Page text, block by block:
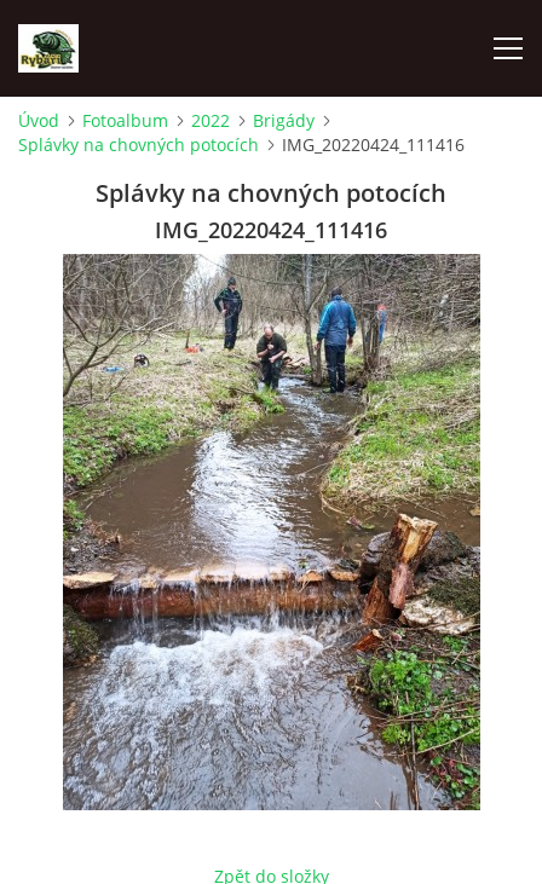
ÚVOD
SPONZOŘI MO ČRS SKUHROV NAD BĚLOU
O NÁS
RYBÁŘSKÝ KROUŽEK
HISTORIE
JAK SE STÁT ČLENEM MO ČRS
RYBÁŘSKÝ ŘÁD, MÍSTNÍ POVOLENKY
PLÁN AKCÍ
PROBĚHLÉ AKCE
Úvod Fotoalbum 2022
Brigády
Splávky na chovných potocích
IMG_20220424_111416
Splávky na chovných potocích
IMG_20220424_111416
Zpět do složky